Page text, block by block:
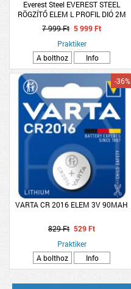
Everest Steel EVEREST STEEL
RÖGZÍTŐ ELEM L PROFIL DIÓ 2M
7 999 Ft 5 999 Ft
Praktiker
A bolthoz
Info
VARTA CR 2016 ELEM 3V 90MAH
-36%
829 Ft 529 Ft
Praktiker
A bolthoz
Info